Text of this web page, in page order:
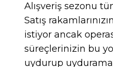
Alışveriş sezonu
Satış
istiyor ancak
süreçlerinizin bu
uydurup